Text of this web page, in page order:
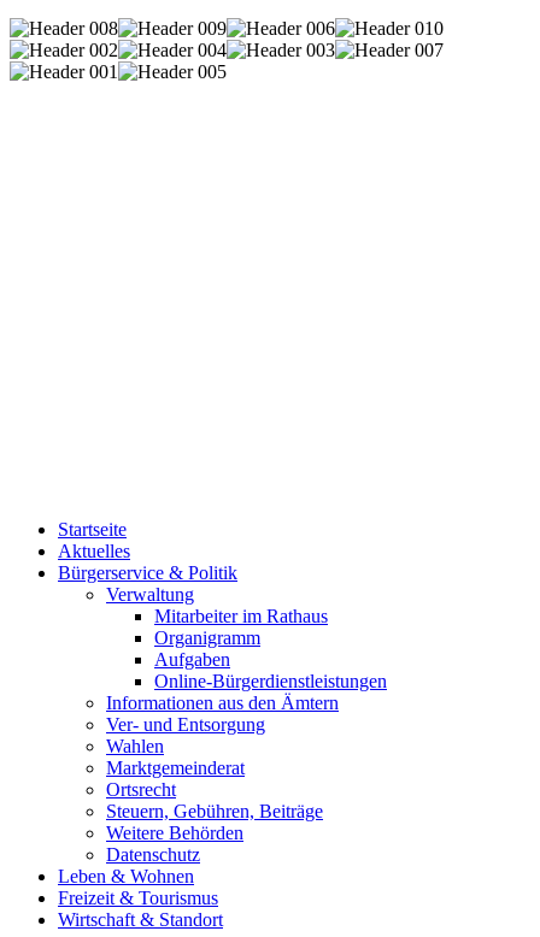
Startseite
Aktuelles
Bürgerservice & Politik
Verwaltung
Mitarbeiter im Rathaus
Organigramm
Aufgaben
Online-Bürgerdienstleistungen
Informationen aus den Ämtern
Ver- und Entsorgung
Wahlen
Marktgemeinderat
Ortsrecht
Steuern, Gebühren, Beiträge
Weitere Behörden
Datenschutz
Leben & Wohnen
Freizeit & Tourismus
Wirtschaft & Standort